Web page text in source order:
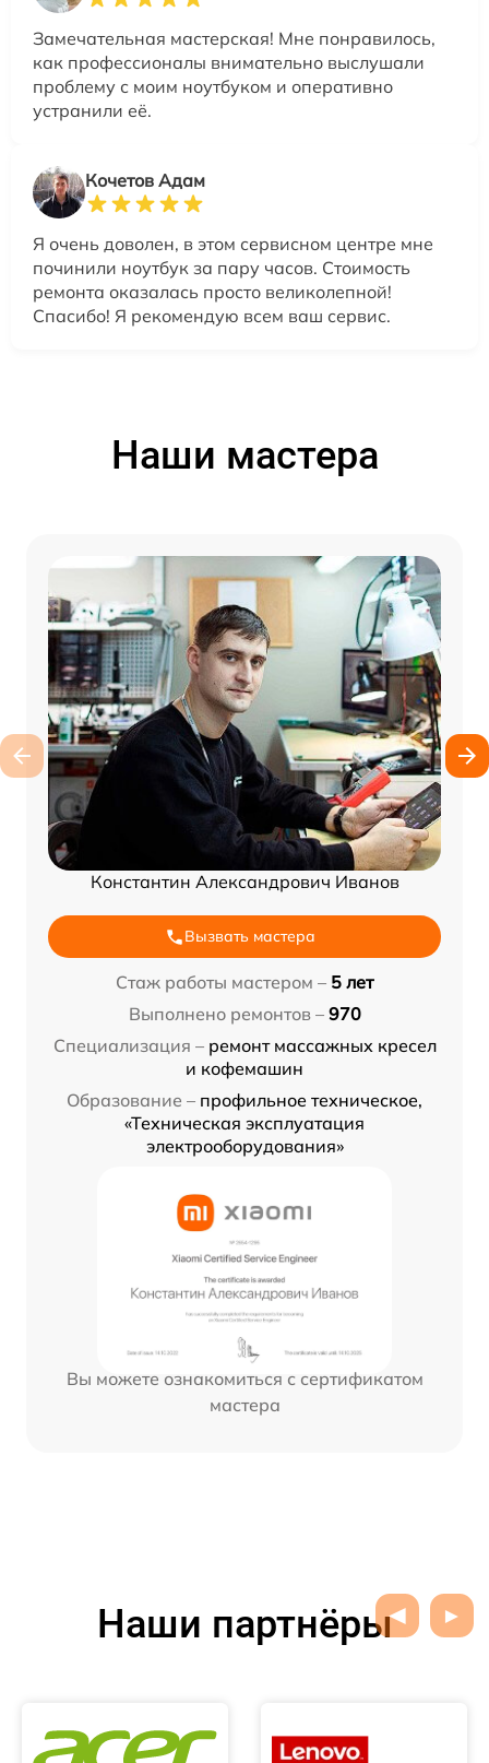
Замечательная мастерская! Мне понравилось,
как профессионалы внимательно выслушали
проблему с моим ноутбуком и оперативно
устранили её.
Кочетов Адам
Я очень доволен, в этом сервисном центре мне
починили ноутбук за пару часов. Стоимость
ремонта оказалась просто великолепной!
Спасибо! Я рекомендую всем ваш сервис.
Наши мастера
Константин Александрович Иванов
Вызвать мастера
Стаж работы мастером – 5 лет
Выполнено ремонтов – 970
Специализация – ремонт массажных кресел
и кофемашин
Образование – профильное техническое,
«Техническая эксплуатация
электрооборудования»
Вы можете ознакомиться с сертификатом
мастера
Наши партнёры